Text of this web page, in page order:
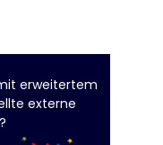
erweitertem
externe